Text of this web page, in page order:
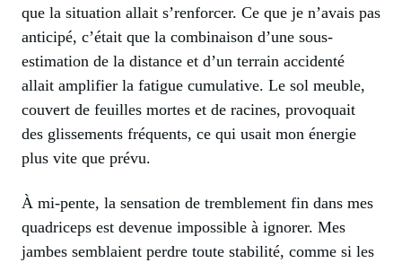
que la situation allait s’renforcer. Ce que je n’avais pas
anticipé, c’était que la combinaison d’une sous-
estimation de la distance et d’un terrain accidenté
allait amplifier la fatigue cumulative. Le sol meuble,
couvert de feuilles mortes et de racines, provoquait
des glissements fréquents, ce qui usait mon énergie
plus vite que prévu.
À mi-pente, la sensation de tremblement fin dans mes
quadriceps est devenue impossible à ignorer. Mes
jambes semblaient perdre toute stabilité, comme si les